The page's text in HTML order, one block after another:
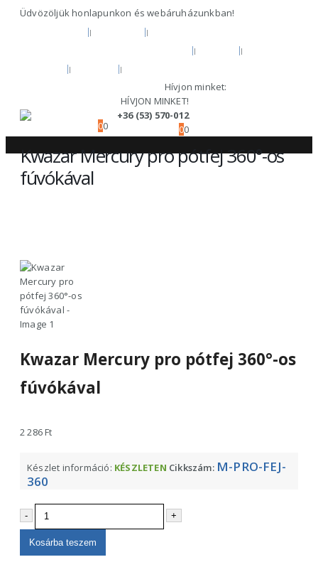
Üdvözöljük honlapunkon és webáruházunkban!
Hívjon minket:
00
HÍVJON MINKET!
+36 (53) 570-012
00
Kwazar Mercury pro pótfej 360°-os
fúvókával
Kwazar Mercury pro pótfej 360°-os
fúvókával
2 286Ft
Készlet információ: KÉSZLETEN Cikkszám: M-PRO-FEJ-
360
- +
Kosárba teszem